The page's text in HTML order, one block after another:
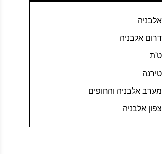
אלבניה
דרום אלבניה
ט'ת
טירנה
מערב אלבניה והחופים
צפון אלבניה